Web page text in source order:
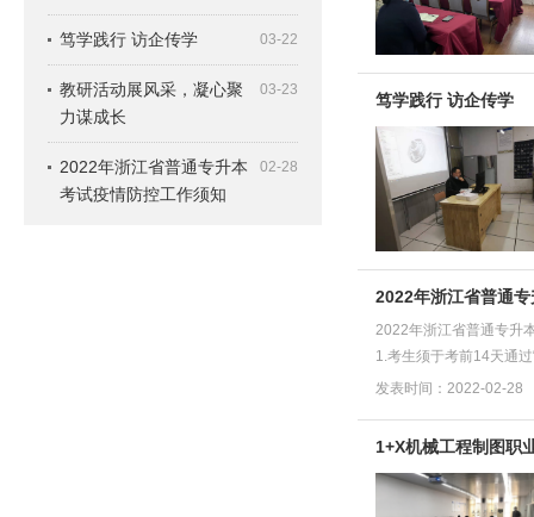
03-22
笃学践行 访企传学
03-23
教研活动展风采，凝心聚
力谋成长
02-28
2022年浙江省普通专升本
考试疫情防控工作须知
笃学践行 访企传学
2022年浙江省普通
2022年浙江省普通专升
1.考生须于考前14天通
发表时间：2022-02-28
1+X机械工程制图职